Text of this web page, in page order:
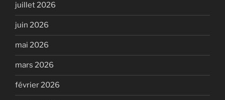
juillet 2026
juin 2026
mai 2026
mars 2026
février 2026